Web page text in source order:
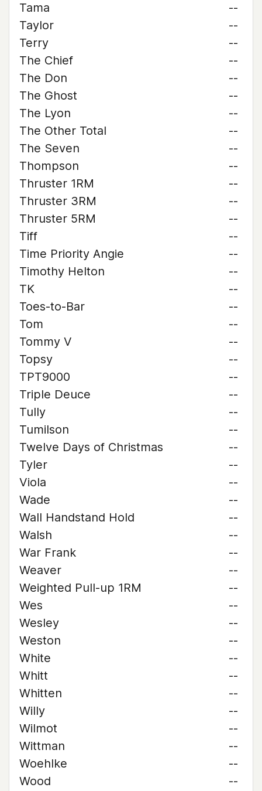
Tama
--
Taylor
--
Terry
--
The Chief
--
The Don
--
The Ghost
--
The Lyon
--
The Other Total
--
The Seven
--
Thompson
--
Thruster 1RM
--
Thruster 3RM
--
Thruster 5RM
--
Tiff
--
Time Priority Angie
--
Timothy Helton
--
TK
--
Toes-to-Bar
--
Tom
--
Tommy V
--
Topsy
--
TPT9000
--
Triple Deuce
--
Tully
--
Tumilson
--
Twelve Days of Christmas
--
Tyler
--
Viola
--
Wade
--
Wall Handstand Hold
--
Walsh
--
War Frank
--
Weaver
--
Weighted Pull-up 1RM
--
Wes
--
Wesley
--
Weston
--
White
--
Whitt
--
Whitten
--
Willy
--
Wilmot
--
Wittman
--
Woehlke
--
Wood
--